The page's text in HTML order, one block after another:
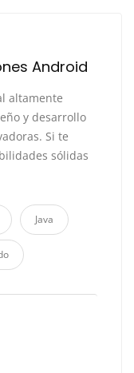
Android
altamente
y desarrollo
Si te
sólidas
Java